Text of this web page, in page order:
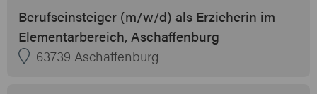
Berufseinsteiger (m/w/d) als Erzieherin im
Elementarbereich, Aschaffenburg
63739 Aschaffenburg